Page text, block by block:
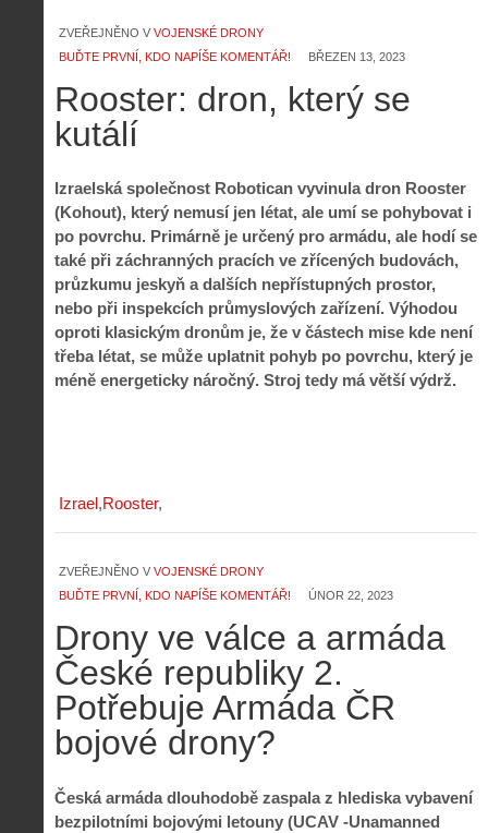
ZVEŘEJNĚNO V VOJENSKÉ DRONY
BUĎTE PRVNÍ, KDO NAPÍŠE KOMENTÁŘ!
BŘEZEN 13, 2023
Rooster: dron, který se
kutálí
Izraelská společnost Robotican vyvinula dron Rooster
(Kohout), který nemusí jen létat, ale umí se pohybovat i
po povrchu. Primárně je určený pro armádu, ale hodí se
také při záchranných pracích ve zřícených budovách,
průzkumu jeskyň a dalších nepřístupných prostor,
nebo při inspekcích průmyslových zařízení. Výhodou
oproti klasickým dronům je, že v částech mise kde není
třeba létat, se může uplatnit pohyb po povrchu, který je
méně energeticky náročný. Stroj tedy má větší výdrž.
Izrael Rooster
ZVEŘEJNĚNO V VOJENSKÉ DRONY
BUĎTE PRVNÍ, KDO NAPÍŠE KOMENTÁŘ!
ÚNOR 22, 2023
Drony ve válce a armáda
České republiky 2.
Potřebuje Armáda ČR
bojové drony?
Česká armáda dlouhodobě zaspala z hlediska vybavení
bezpilotními bojovými letouny (UCAV -Unamanned